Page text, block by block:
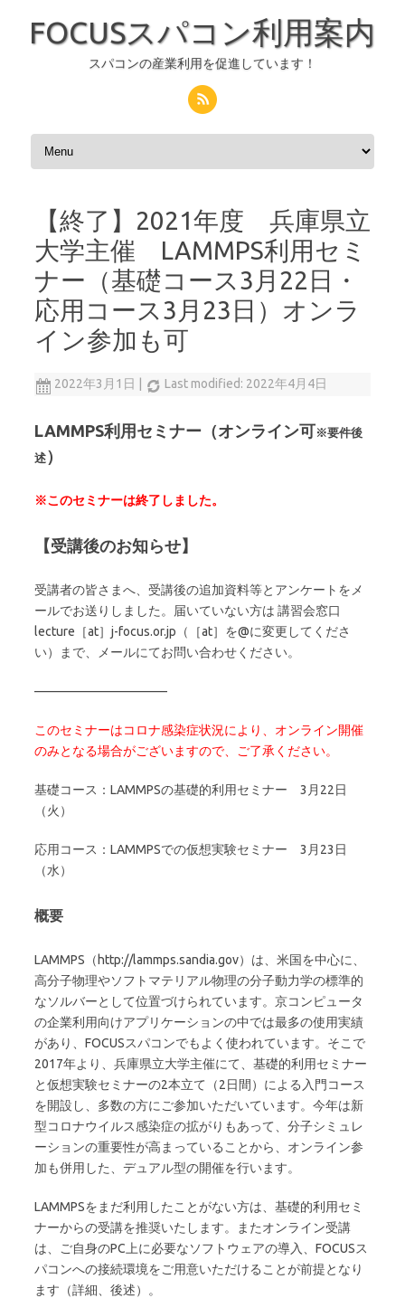
FOCUSスパコン利用案内
スパコンの産業利用を促進しています！
コンテンツへスキップ
【終了】2021年度 兵庫県立
大学主催 LAMMPS利用セミ
ナー（基礎コース3月22日・
応用コース3月23日）オンラ
イン参加も可
2022年3月1日 Last modified: 2022年4月4日
LAMMPS利用セミナー（オンライン可※要件後
述）
※このセミナーは終了しました。
【受講後のお知らせ】
受講者の皆さまへ、受講後の追加資料等とアンケートをメ
ールでお送りしました。届いていない方は 講習会窓口
lecture［at］j-focus.or.jp（［at］を@に変更してくださ
い）まで、メールにてお問い合わせください。
——————————–
このセミナーはコロナ感染症状況により、オンライン開催
のみとなる場合がございますので、ご了承ください。
基礎コース：LAMMPSの基礎的利用セミナー 3月22日
（火）
応用コース：LAMMPSでの仮想実験セミナー 3月23日
（水）
概要
LAMMPS（http://lammps.sandia.gov）は、米国を中心に、
高分子物理やソフトマテリアル物理の分子動力学の標準的
なソルバーとして位置づけられています。京コンピュータ
の企業利用向けアプリケーションの中では最多の使用実績
があり、FOCUSスパコンでもよく使われています。そこで
2017年より、兵庫県立大学主催にて、基礎的利用セミナー
と仮想実験セミナーの2本立て（2日間）による入門コース
を開設し、多数の方にご参加いただいています。今年は新
型コロナウイルス感染症の拡がりもあって、分子シミュレ
ーションの重要性が高まっていることから、オンライン参
加も併用した、デュアル型の開催を行います。
LAMMPSをまだ利用したことがない方は、基礎的利用セミ
ナーからの受講を推奨いたします。またオンライン受講
は、ご自身のPC上に必要なソフトウェアの導入、FOCUSス
パコンへの接続環境をご用意いただけることが前提となり
ます（詳細、後述）。